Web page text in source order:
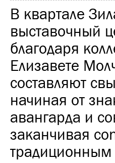
В квартале
выставочный
благодаря
Елизавете
составляют
начиная от
авангарда и
заканчивая
традиционным